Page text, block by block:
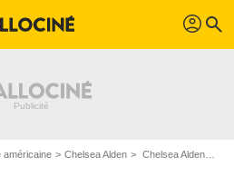
profil search
américaine Chelsea Alden Chelsea Alden : ses Blu-Ray, DVD, VOD, SVOD